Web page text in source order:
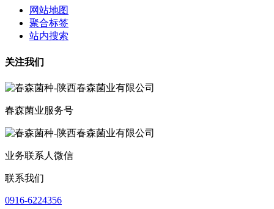
网站地图
聚合标签
站内搜索
关注我们
春森菌业服务号
业务联系人微信
联系我们
0916-6224356